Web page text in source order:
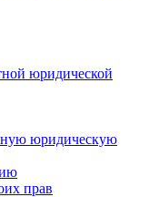
юридической
юридическую
прав